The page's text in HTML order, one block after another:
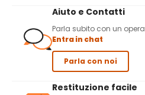
Aiuto e Contatti
Parla subito con un
Entra in chat
Parla con noi
Restituzione facile